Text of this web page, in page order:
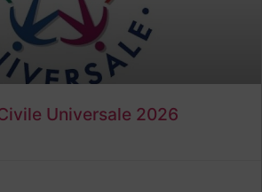
Universale 2026